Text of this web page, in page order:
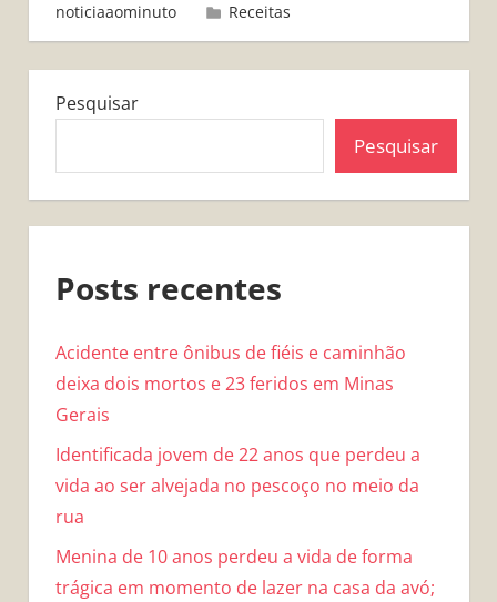
noticiaaominuto
Receitas
Pesquisar
Pesquisar
Posts recentes
Acidente entre ônibus de fiéis e caminhão
deixa dois mortos e 23 feridos em Minas
Gerais
Identificada jovem de 22 anos que perdeu a
vida ao ser alvejada no pescoço no meio da
rua
Menina de 10 anos perdeu a vida de forma
trágica em momento de lazer na casa da avó;